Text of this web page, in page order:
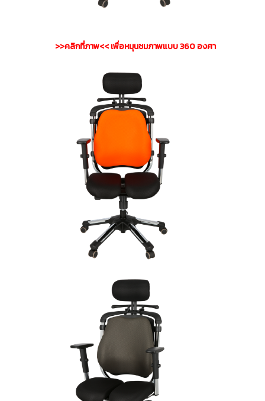
>>คลิกที่ภาพ<< เพื่อหมุนชมภาพแบบ 360 องศา